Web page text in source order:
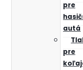
pre
autá
pre